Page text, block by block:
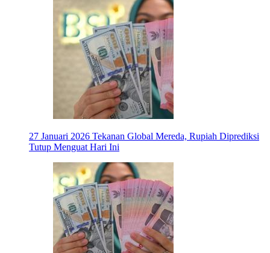
27 Januari 2026 Tekanan Global Mereda, Rupiah Diprediksi
Tutup Menguat Hari Ini